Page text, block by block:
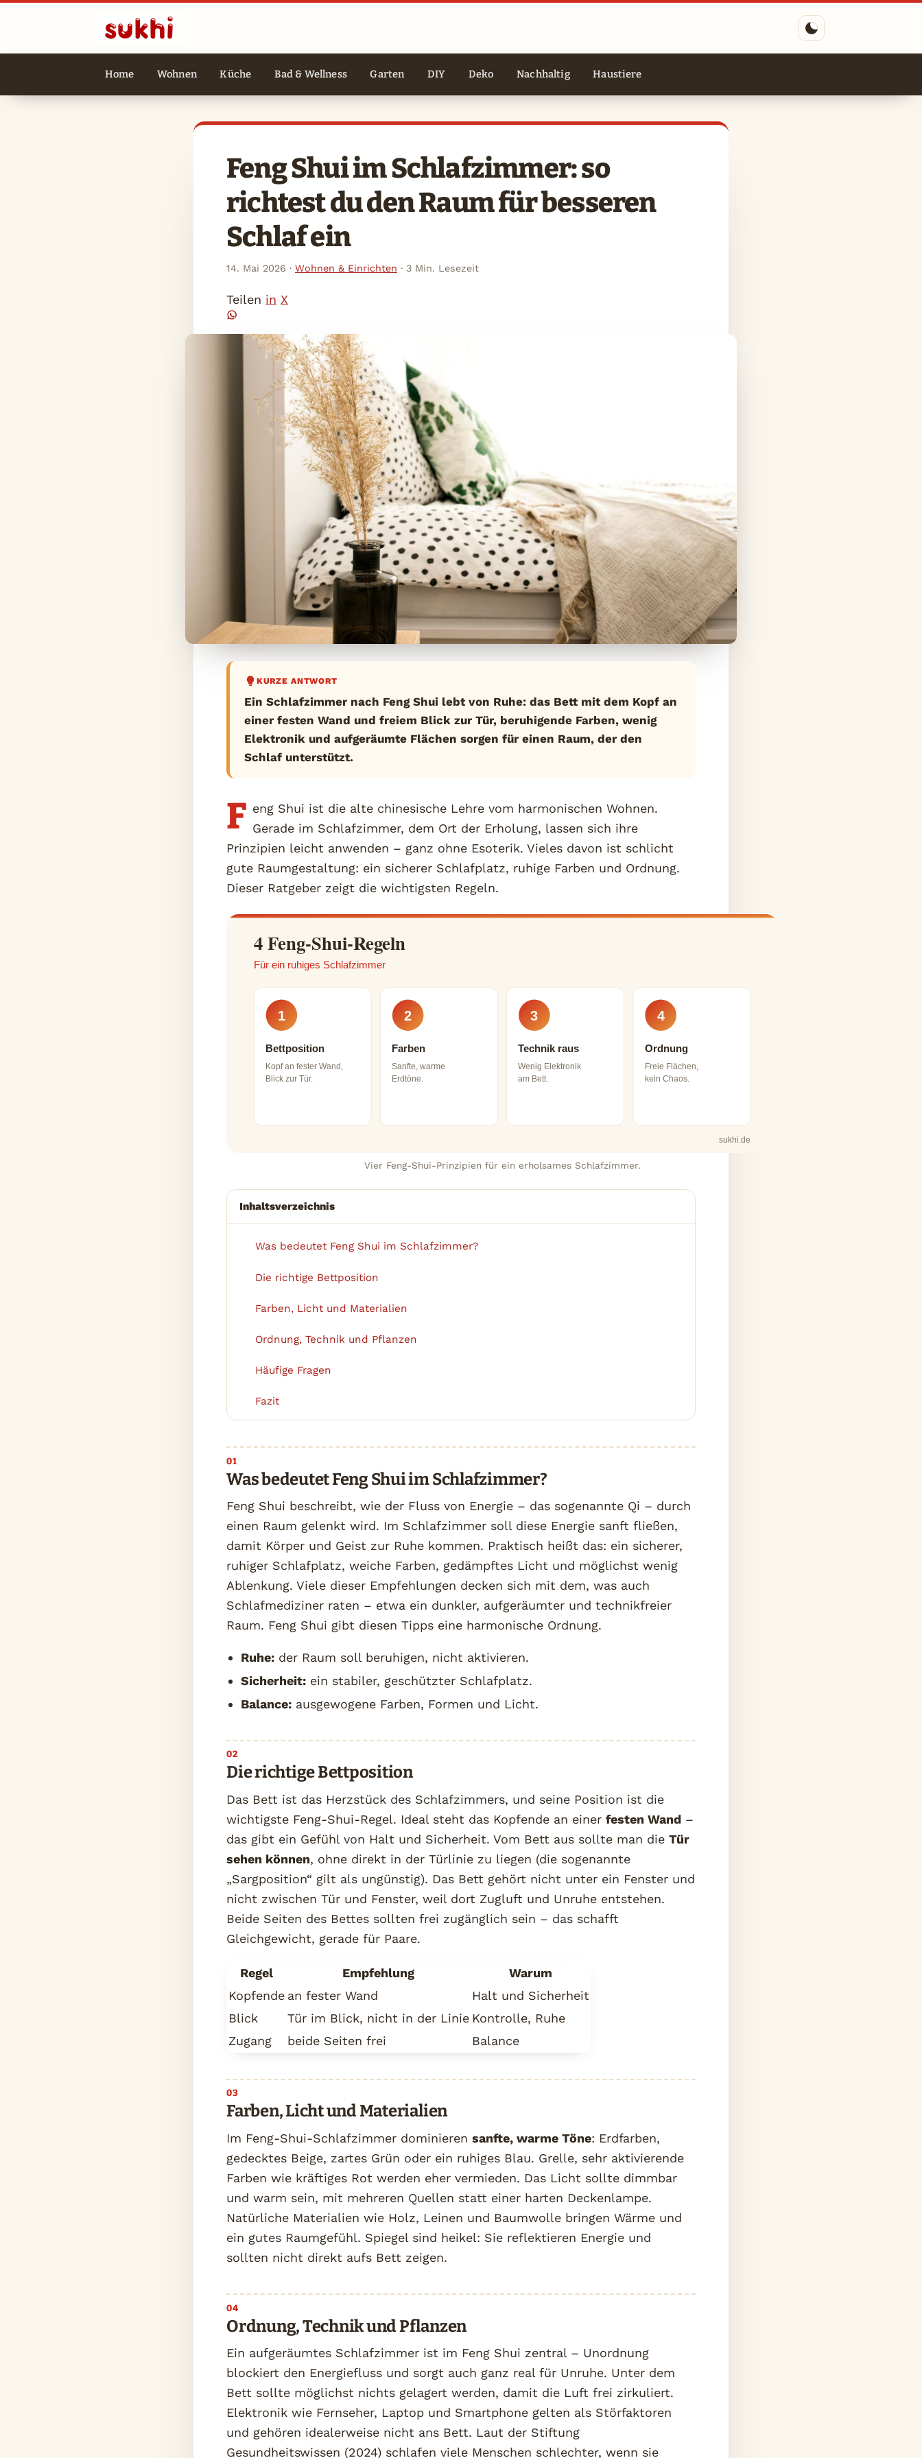
Home Wohnen Küche Bad & Wellness Garten DIY Deko Nachhaltig Haustiere
Feng Shui im Schlafzimmer: so
richtest du den Raum für besseren
Schlaf ein
14. Mai 2026 · Wohnen & Einrichten · 3 Min. Lesezeit
Teilen in X
KURZE ANTWORT
Ein Schlafzimmer nach Feng Shui lebt von Ruhe: das Bett mit dem Kopf an
einer festen Wand und freiem Blick zur Tür, beruhigende Farben, wenig
Elektronik und aufgeräumte Flächen sorgen für einen Raum, der den
Schlaf unterstützt.
F eng Shui ist die alte chinesische Lehre vom harmonischen Wohnen.
Gerade im Schlafzimmer, dem Ort der Erholung, lassen sich ihre
Prinzipien leicht anwenden – ganz ohne Esoterik. Vieles davon ist schlicht
gute Raumgestaltung: ein sicherer Schlafplatz, ruhige Farben und Ordnung.
Dieser Ratgeber zeigt die wichtigsten Regeln.
4 Feng-Shui-Regeln
Für ein ruhiges Schlafzimmer
1
Bettposition
Kopf an fester Wand,
Blick zur Tür.
2
Farben
Sanfte, warme
Erdtöne.
3
Technik raus
Wenig Elektronik
am Bett.
4
Ordnung
Freie Flächen,
kein Chaos.
sukhi.de
Vier Feng-Shui-Prinzipien für ein erholsames Schlafzimmer.
Inhaltsverzeichnis
Was bedeutet Feng Shui im Schlafzimmer?
Die richtige Bettposition
Farben, Licht und Materialien
Ordnung, Technik und Pflanzen
Häufige Fragen
Fazit
Was bedeutet Feng Shui im Schlafzimmer?
Feng Shui beschreibt, wie der Fluss von Energie – das sogenannte Qi – durch
einen Raum gelenkt wird. Im Schlafzimmer soll diese Energie sanft fließen,
damit Körper und Geist zur Ruhe kommen. Praktisch heißt das: ein sicherer,
ruhiger Schlafplatz, weiche Farben, gedämpftes Licht und möglichst wenig
Ablenkung. Viele dieser Empfehlungen decken sich mit dem, was auch
Schlafmediziner raten – etwa ein dunkler, aufgeräumter und technikfreier
Raum. Feng Shui gibt diesen Tipps eine harmonische Ordnung.
Ruhe:der Raum soll beruhigen, nicht aktivieren.
Sicherheit:ein stabiler, geschützter Schlafplatz.
Balance:ausgewogene Farben, Formen und Licht.
Die richtige Bettposition
Das Bett ist das Herzstück des Schlafzimmers, und seine Position ist die
wichtigste Feng-Shui-Regel. Ideal steht das Kopfende an einer festen Wand –
das gibt ein Gefühl von Halt und Sicherheit. Vom Bett aus sollte man die Tür
sehen können, ohne direkt in der Türlinie zu liegen (die sogenannte
„Sargposition“ gilt als ungünstig). Das Bett gehört nicht unter ein Fenster und
nicht zwischen Tür und Fenster, weil dort Zugluft und Unruhe entstehen.
Beide Seiten des Bettes sollten frei zugänglich sein – das schafft
Gleichgewicht, gerade für Paare.
Regel Empfehlung
Warum
Kopfende an fester Wand
Halt und Sicherheit
Blick
Tür im Blick, nicht in der Linie Kontrolle, Ruhe
Zugang
beide Seiten frei Balance
Farben, Licht und Materialien
Im Feng-Shui-Schlafzimmer dominieren sanfte, warme Töne: Erdfarben,
gedecktes Beige, zartes Grün oder ein ruhiges Blau. Grelle, sehr aktivierende
Farben wie kräftiges Rot werden eher vermieden. Das Licht sollte dimmbar
und warm sein, mit mehreren Quellen statt einer harten Deckenlampe.
Natürliche Materialien wie Holz, Leinen und Baumwolle bringen Wärme und
ein gutes Raumgefühl. Spiegel sind heikel: Sie reflektieren Energie und
sollten nicht direkt aufs Bett zeigen.
Ordnung, Technik und Pflanzen
Ein aufgeräumtes Schlafzimmer ist im Feng Shui zentral – Unordnung
blockiert den Energiefluss und sorgt auch ganz real für Unruhe. Unter dem
Bett sollte möglichst nichts gelagert werden, damit die Luft frei zirkuliert.
Elektronik wie Fernseher, Laptop und Smartphone gelten als Störfaktoren
und gehören idealerweise nicht ans Bett. Laut der Stiftung
Gesundheitswissen (2024) schlafen viele Menschen schlechter, wenn sie